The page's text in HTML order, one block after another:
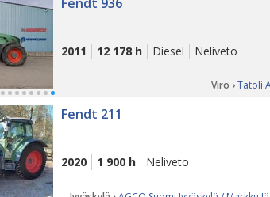
2011 12 178 h Diesel Neliveto
Viro ›Tatoli
Fendt 211
2020 1 900 h Neliveto